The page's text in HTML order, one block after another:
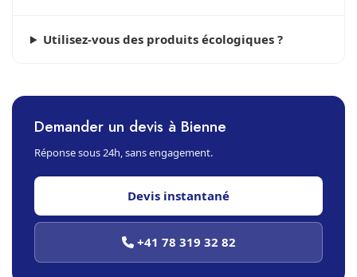
Utilisez-vous des produits écologiques ?
Demander un devis à Bienne
Réponse sous 24h, sans engagement.
Devis instantané
+41 78 319 32 82